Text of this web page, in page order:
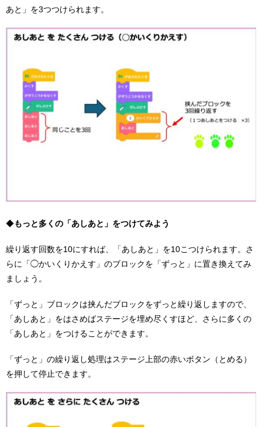
あと」を3つつけられます。
◆もっと多くの「あしあと」をつけてみよう
繰り返す回数を10にすれば、「あしあと」を10こつけられます。さ
らに「◯かいくりかえす」のブロックを「ずっと」に置き換えてみ
ましょう。
「ずっと」ブロックは挟んだブロックをずっと繰り返しますので、
「あしあと」をはさめばステージを埋め尽くすほど、さらに多くの
「あしあと」をつけることができます。
「ずっと」の繰り返し処理はステージ上部の赤いボタン（とめる）
を押して停止できます。